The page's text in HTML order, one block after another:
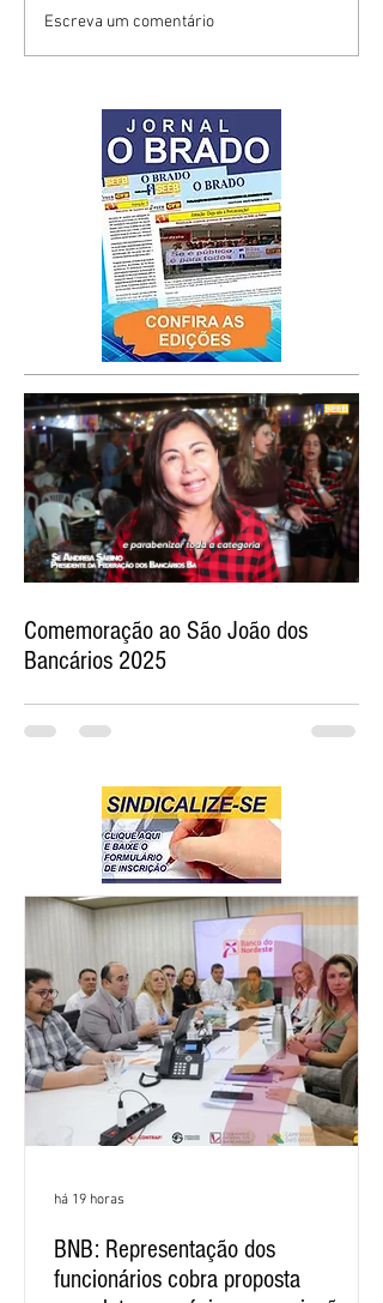
Escreva um comentário
Comemoração ao São João dos
Bancários 2025
BNB: Representação dos
funcionários cobra proposta
há 19 horas